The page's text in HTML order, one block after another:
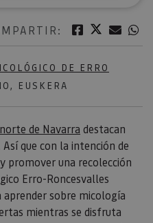
Facebook
Twitter
DE ERRO
EUSKERA
de Navarra destacan
que con la intención de
promover una recolección
Erro-Roncesvalles
aprender sobre micología
mientras se disfruta